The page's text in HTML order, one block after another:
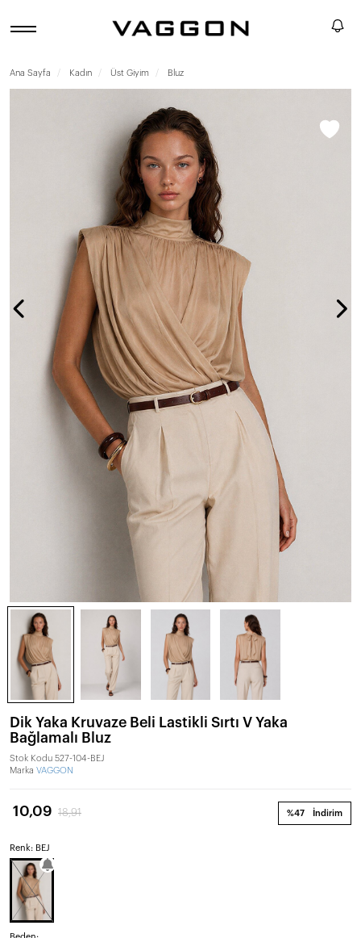
Ana Sayfa Kadın Üst Giyim Bluz
Dik Yaka Kruvaze Beli Lastikli Sırtı V Yaka
Bağlamalı Bluz
Stok Kodu 527-104-BEJ
Marka VAGGON
%47 İndirim
10,09 18,91
Renk: BEJ